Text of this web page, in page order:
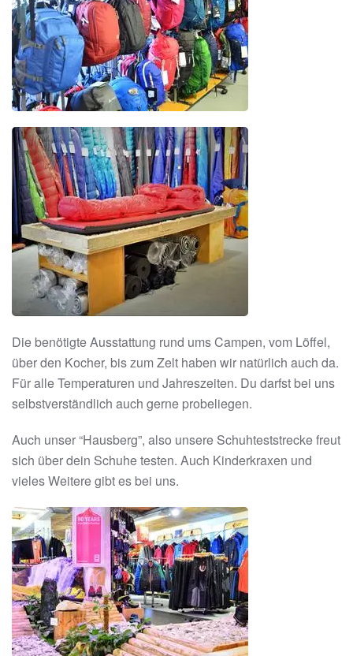
Die benötigte Ausstattung rund ums Campen, vom Löffel,
über den Kocher, bis zum Zelt haben wir natürlich auch da.
Für alle Temperaturen und Jahreszeiten. Du darfst bei uns
selbstverständlich auch gerne probeliegen.
Auch unser “Hausberg”, also unsere Schuhteststrecke freut
sich über dein Schuhe testen. Auch Kinderkraxen und
vieles Weitere gibt es bei uns.